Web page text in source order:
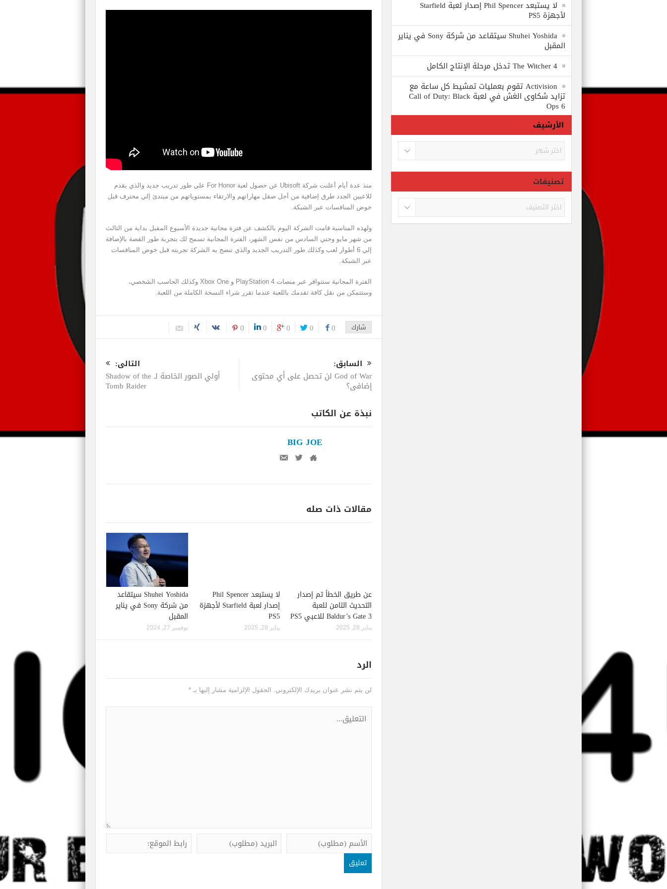
منذ عدة أيام أعلنت شركة Ubisoft عن حصول لعبة For Honor علي طور تدريب جديد والذي يقدم
للاعبين الجدد طرق إضافية من أجل صقل مهاراتهم والارتقاء بمستوياتهم من مبتدئ إلي محترف قبل
خوض المنافسات عبر الشبكة.
ولهذه المناسبة قامت الشركة اليوم بالكشف عن فترة مجانية جديدة الأسبوع المقبل بداية من الثالث
من شهر مايو وحتي السادس من نفس الشهر، الفترة المجانية تسمح لك بتجربة طور القصة بالإضافة
إلي 6 أطوار لعب وكذلك طور التدريب الجديد والذي تنصح به الشركة تجربته قبل خوض المنافسات
عبر الشبكة.
الفترة المجانية ستتوافر عبر منصات PlayStation 4 و Xbox One وكذلك الحاسب الشخصي،
وستتمكن من نقل كافة تقدمك باللعبة عندما تقرر شراء النسخة الكاملة من اللعبة.
شارك 0
0
0
0
0
السابق:
God of War لن تحصل على أي محتوى
إضافي؟
التالى:
أولي الصور الخاصة لـ Shadow of the
Tomb Raider
نبذة عن الكاتب
BIG JOE
مقالات ذات صله
عن طريق الخطأ تم إصدار
التحديث الثامن للعبة
Baldur’s Gate 3 للاعبي PS5
يناير 28, 2025
لا يستبعد Phil Spencer
إصدار لعبة Starfield لأجهزة
PS5
يناير 28, 2025
Shuhei Yoshida سيتقاعد
من شركة Sony في يناير
المقبل
نوفمبر 27, 2024
الرد
لن يتم نشر عنوان بريدك الإلكتروني. الحقول الإلزامية مشار إليها بـ *
لا يستبعد Phil Spencer إصدار لعبة Starfield
لأجهزة PS5
Shuhei Yoshida سيتقاعد من شركة Sony في يناير
المقبل
The Witcher 4 تدخل مرحلة الإنتاج الكامل
Activision تقوم بعمليات تمشيط كل ساعة مع
تزايد شكاوى الغش في لعبة Call of Duty: Black
Ops 6
الأرشيف
الأرشيف
تصنيفات
تصنيفات